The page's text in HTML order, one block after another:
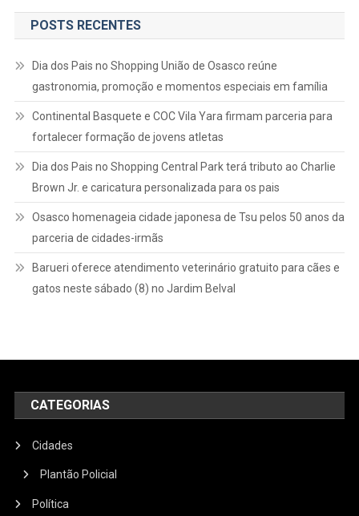
POSTS RECENTES
Dia dos Pais no Shopping União de Osasco reúne
gastronomia, promoção e momentos especiais em família
Continental Basquete e COC Vila Yara firmam parceria para
fortalecer formação de jovens atletas
Dia dos Pais no Shopping Central Park terá tributo ao Charlie
Brown Jr. e caricatura personalizada para os pais
Osasco homenageia cidade japonesa de Tsu pelos 50 anos da
parceria de cidades-irmãs
Barueri oferece atendimento veterinário gratuito para cães e
gatos neste sábado (8) no Jardim Belval
CATEGORIAS
Cidades
Plantão Policial
Política